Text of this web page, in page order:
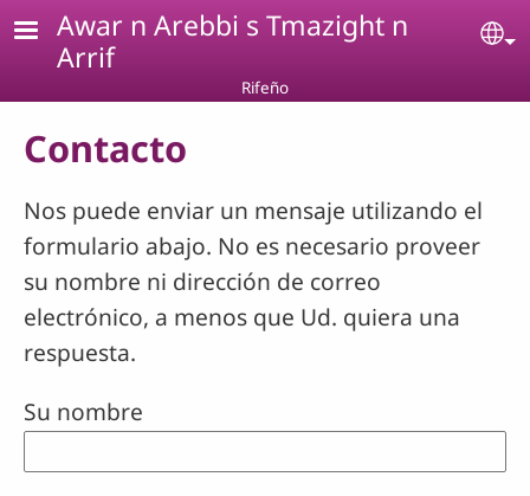
Pasar al contenido principal
Awar n Arebbi s Tmazight n
Arrif
Rifeño
Contacto
Nos puede enviar un mensaje utilizando el
formulario abajo. No es necesario proveer
su nombre ni dirección de correo
electrónico, a menos que Ud. quiera una
respuesta.
Su nombre